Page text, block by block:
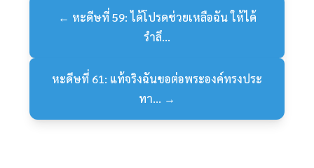
← หะดีษที่ 59: ได้โปรดช่วยเหลือฉัน ให้ได้
รำลึ...
หะดีษที่ 61: แท้จริงฉันขอต่อพระองค์ทรงประ
ทา... →